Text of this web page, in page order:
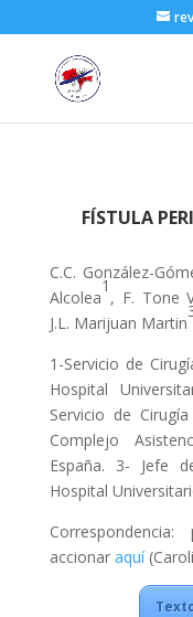
FÍSTULA
C.C. González-
Alcolea
1
, F. Tone
J.L. Marijuan Martin
1-Servicio de
Hospital
Servicio de
Complejo
España. 3- Jefe
Hospital
accionar aquí